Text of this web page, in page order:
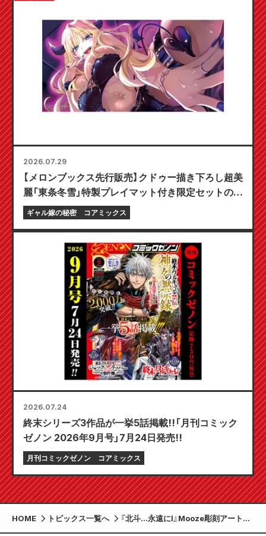
2026.07.29
【メロンブックス先行販売】クドゥー描き下ろし超美
麗「東条冬雪」特製プレイマット付き限定セットの予
約受付開始！『ギャル嫁の秘密』最新第6巻が10月20
日発売予定！
ギャル嫁の秘密 コアミックス
2026.07.24
終末シリーズ3作品が一挙5話掲載!!「月刊コミック
ゼノン 2026年9月号」7月24日発売!!
月刊コミックゼノン コアミックス
HOME トピックス一覧へ
『北斗…永遠にⅠ』Mooze彫刻アート展
示販売会、表参道で開催